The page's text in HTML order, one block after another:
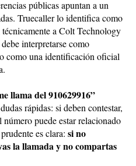
públicas apuntan a un
Truecaller lo identifica como
a Colt Technology
interpretarse como
como una identificación oficial
llama del 910629916”
rápidas: si deben contestar,
puede estar relacionado
es clara: si no
la llamada y no compartas